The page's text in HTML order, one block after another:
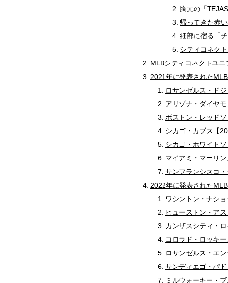
胸元の「
帰ってきた赤
細部に宿る「
シティコネク
MLBシティコネクトユニ
2021年に発表された
ロサンゼルス・ドジ
アリゾナ・ダイヤモ
ボストン・レッドソ
シカゴ・カブス【
シカゴ・ホワイトソ
マイアミ・マーリン
サンフランシスコ・
2022年に発表された
ワシントン・ナショ
ヒューストン・アス
カンザスシティ・ロ
コロラド・ロッキー
ロサンゼルス・エン
サンディエゴ・パド
ミルウォーキー・ブ